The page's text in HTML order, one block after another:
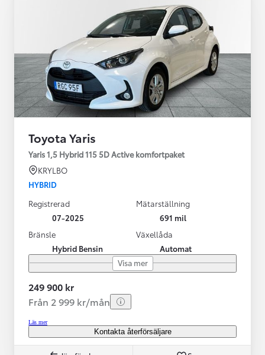
Toyota Yaris
Yaris 1,5 Hybrid 115 5D Active komfortpaket
KRYLBO
HYBRID
Registrerad
07-2025
Mätarställning
691 mil
Bränsle
Hybrid Bensin
Växellåda
Automat
Visa mer
249 900 kr
Från 2 999 kr/mån
Läs mer
Kontakta återförsäljare